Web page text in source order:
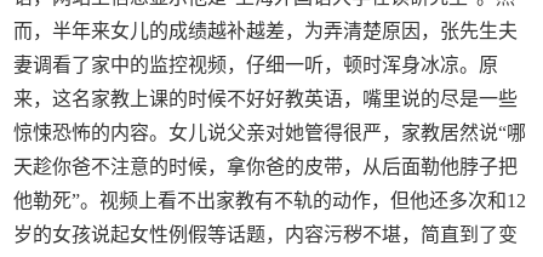
而，半年来女儿的成绩越补越差，为弄清楚原因，张先生夫
妻调看了家中的监控视频，仔细一听，顿时浑身冰凉。原
来，这名家教上课的时候不好好教英语，嘴里说的尽是一些
惊悚恐怖的内容。女儿说父亲对她管得很严，家教居然说“哪
天趁你爸不注意的时候，拿你爸的皮带，从后面勒他脖子把
他勒死”。视频上看不出家教有不轨的动作，但他还多次和12
岁的女孩说起女性例假等话题，内容污秽不堪，简直到了变